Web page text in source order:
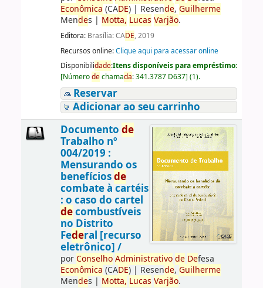
Econômica (CADE)| Resende, Guilherme
Mendes | Motta, Lucas Varjão.
Editora: Brasília: CADE, 2019
Recursos online:Clique aqui para acessar online
Disponibilidade:Itens disponíveis para empréstimo:
[Númerodechamada:341.3787 D637] (1).
Reservar
Adicionar ao seu carrinho
Documento de
Trabalho nº
004/2019 :
Mensurando os
benefíciosde
combate à cartéis
: o caso do cartel
decombustíveis
no Distrito
Federal [recurso
eletrônico] /
porConselho Administrativo de Defesa
Econômica (CADE)| Resende, Guilherme
Mendes | Motta, Lucas Varjão.